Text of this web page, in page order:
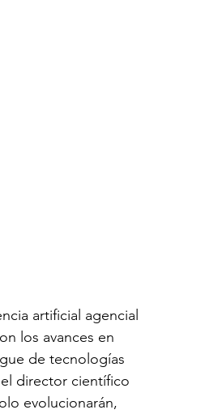
artificial agencial
los avances en
de tecnologías
director científico
evolucionarán,